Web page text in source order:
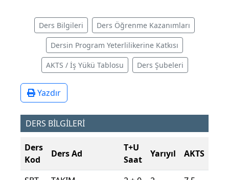
Ders Bilgileri Ders Öğrenme Kazanımları
Dersin Program Yeterlilikerine Katkısı
AKTS / İş Yükü Tablosu Ders Şubeleri
Yazdır
DERS BİLGİLERİ
Ders
Kod
Ders Ad
T+U
Saat
Yarıyıl AKTS